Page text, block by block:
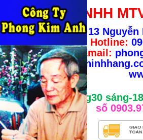
CÔNG TY TNHH
Địa chỉ: 13
Hotline:
Email:
Giờ làm việc từ 8g30 sáng-
số